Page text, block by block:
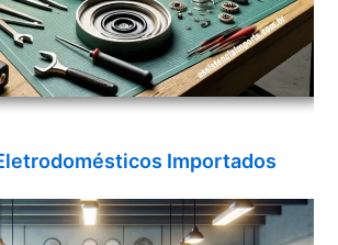
Importados